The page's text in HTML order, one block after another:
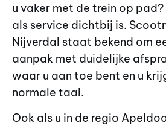
u vaker met de trein op
als service dichtbij is.
Nijverdal staat bekend om
aanpak met duidelijke
waar u aan toe bent en u
normale taal.
Ook als u in de regio